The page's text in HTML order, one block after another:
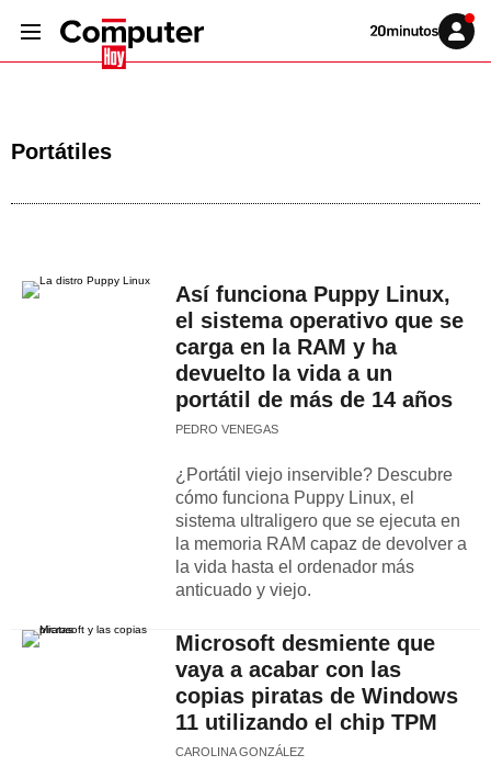
Volver
Iniciar
sesión
Portátiles
Así funciona Puppy Linux,
el sistema operativo que se
carga en la RAM y ha
devuelto la vida a un
portátil de más de 14 años
PEDRO VENEGAS
¿Portátil viejo inservible? Descubre
cómo funciona Puppy Linux, el
sistema ultraligero que se ejecuta en
la memoria RAM capaz de devolver a
la vida hasta el ordenador más
anticuado y viejo.
Microsoft desmiente que
vaya a acabar con las
copias piratas de Windows
11 utilizando el chip TPM
CAROLINA GONZÁLEZ